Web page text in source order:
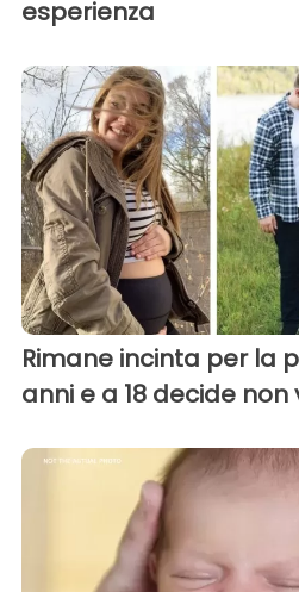
esperienza
Rimane incinta per la
anni e a 18 decide non